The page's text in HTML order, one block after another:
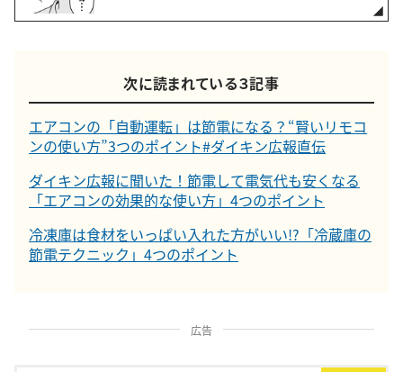
次に読まれている３記事
エアコンの「自動運転」は節電になる？“賢いリモコ
ンの使い方”3つのポイント#ダイキン広報直伝
ダイキン広報に聞いた！節電して電気代も安くなる
「エアコンの効果的な使い方」4つのポイント
冷凍庫は食材をいっぱい入れた方がいい!?「冷蔵庫の
節電テクニック」4つのポイント
広告